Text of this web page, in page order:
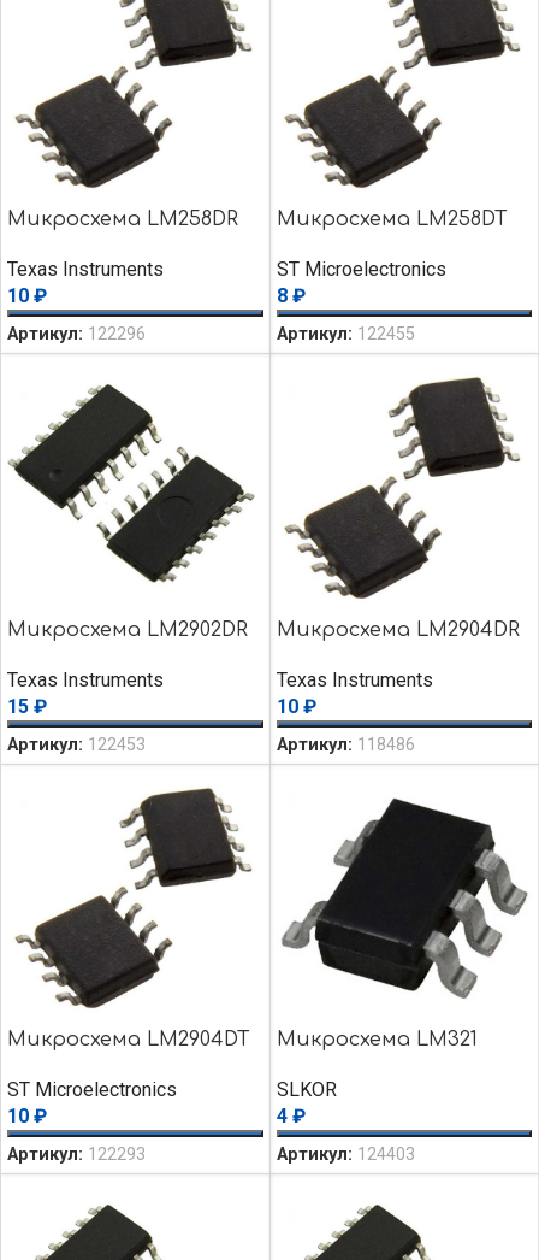
Микросхема LM258DR
Texas Instruments
10 ₽
Артикул: 122296
Микросхема LM258DT
ST Microelectronics
8 ₽
Артикул: 122455
Микросхема LM2902DR
Texas Instruments
15 ₽
Артикул: 122453
Микросхема LM2904DR
Texas Instruments
10 ₽
Артикул: 118486
Микросхема LM2904DT
ST Microelectronics
10 ₽
Артикул: 122293
Микросхема LM321
SLKOR
4 ₽
Артикул: 124403